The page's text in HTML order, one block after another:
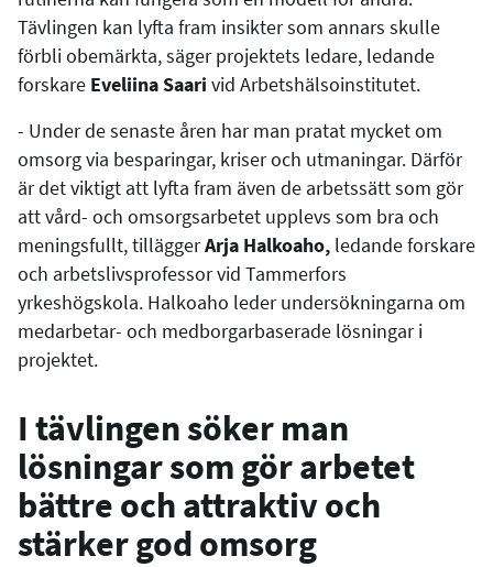
Tävlingen kan lyfta fram insikter som annars skulle
förbli obemärkta, säger projektets ledare, ledande
forskare Eveliina Saari vid Arbetshälsoinstitutet.
- Under de senaste åren har man pratat mycket om
omsorg via besparingar, kriser och utmaningar. Därför
är det viktigt att lyfta fram även de arbetssätt som gör
att vård- och omsorgsarbetet upplevs som bra och
meningsfullt, tilläggerArja Halkoaho, ledande forskare
och arbetslivsprofessor vid Tammerfors
yrkeshögskola. Halkoaho leder undersökningarna om
medarbetar- och medborgarbaserade lösningar i
projektet.
I tävlingen söker man
lösningar som gör arbetet
bättre och attraktiv och
stärker god omsorg